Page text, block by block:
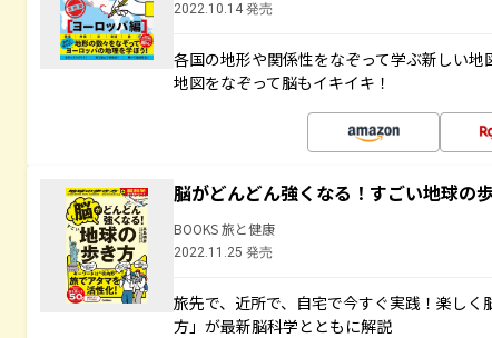
2022.10.14 発売
各国の地形や関係性をなぞって学ぶ新しい
地図をなぞって脳もイキイキ！
脳がどんどん強くなる！すごい地球の
BOOKS 旅と健康
2022.11.25 発売
旅先で、近所で、自宅で今すぐ実践！楽し
方」が最新脳科学とともに解説